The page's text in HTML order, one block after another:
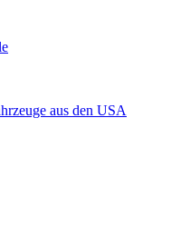
aus den USA